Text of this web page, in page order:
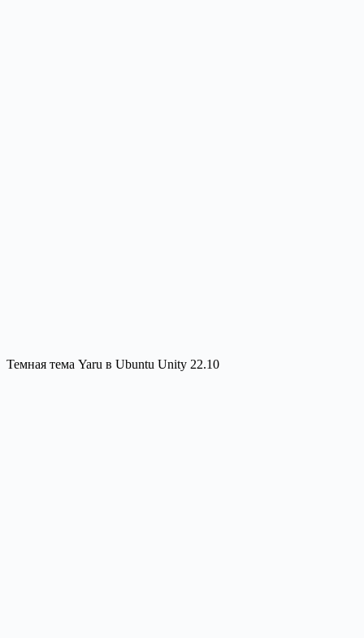
Темная тема Yaru в Ubuntu Unity 22.10